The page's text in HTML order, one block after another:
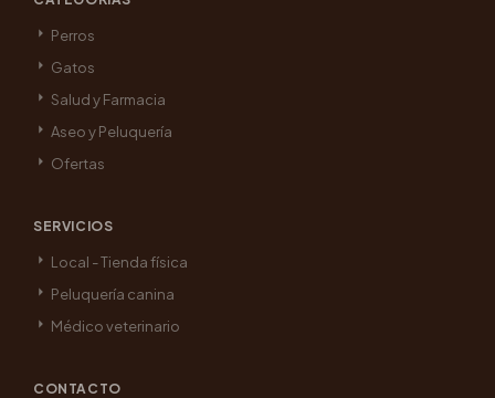
Perros
Gatos
Salud y Farmacia
Aseo y Peluquería
Ofertas
SERVICIOS
Local - Tienda física
Peluquería canina
Médico veterinario
CONTACTO